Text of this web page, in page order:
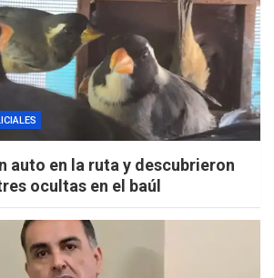
auto en la ruta y descubrieron
ocultas en el baúl